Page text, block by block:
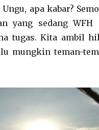
apa kabar?
yang sedang WFH
tugas. Kita ambil
mungkin teman-